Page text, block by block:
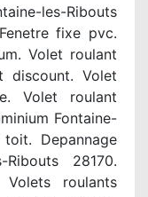
les-Ribouts
fixe pvc.
Volet roulant
discount. Volet
Volet roulant
Fontaine-
Depannage
Ribouts 28170.
roulants